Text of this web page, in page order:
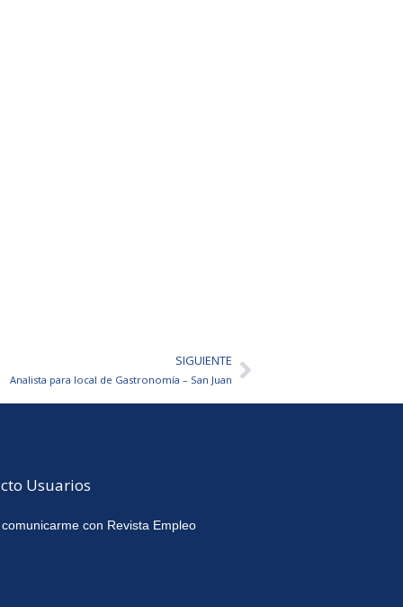
SIGUIENTE
Analista para local de Gastronomía – San JuanSiguiente
Usuarios
con Revista Empleo